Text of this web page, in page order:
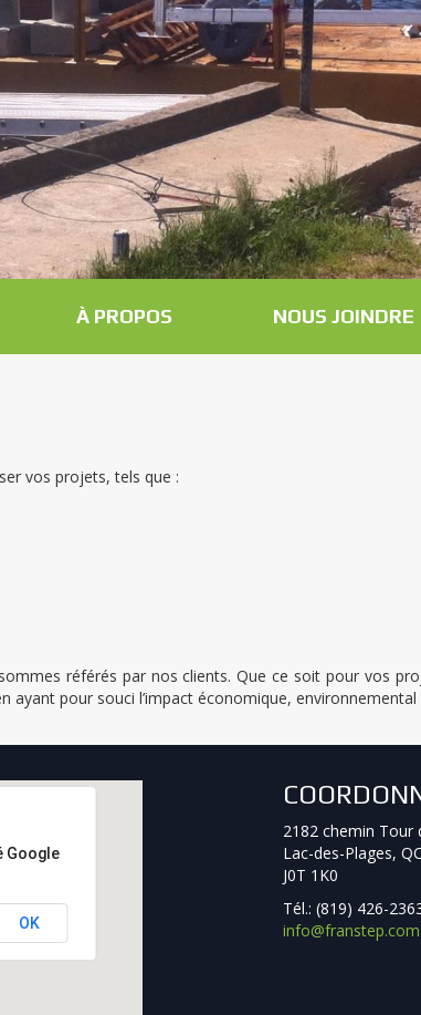
À PROPOS NOUS JOINDRE
vos projets, tels que :
référés par nos clients. Que ce soit pour vos
pour souci l’impact économique, environnemental
Google
OK
2182 chemin Tour
Lac-des-Plages, QC
J0T 1K0
Tél.: (819) 426-
info@franstep.com